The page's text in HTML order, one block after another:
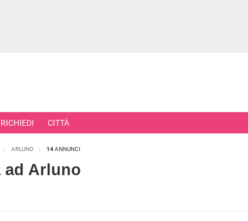
RICHIEDI CITTÀ
ARLUNO 14ANNUNCI
ad Arluno